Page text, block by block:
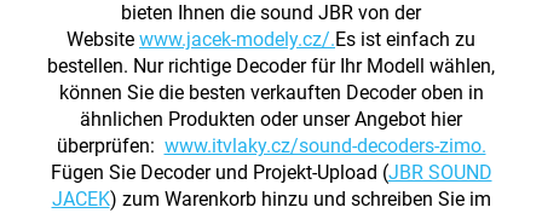
bieten Ihnen die sound JBR von der
Website www.jacek-modely.cz/.Es ist einfach zu
bestellen. Nur richtige Decoder für Ihr Modell wählen,
können Sie die besten verkauften Decoder oben in
ähnlichen Produkten oder unser Angebot hier
überprüfen: www.itvlaky.cz/sound-decoders-zimo.
Fügen Sie Decoder und Projekt-Upload (JBR SOUND
JACEK) zum Warenkorb hinzu und schreiben Sie im